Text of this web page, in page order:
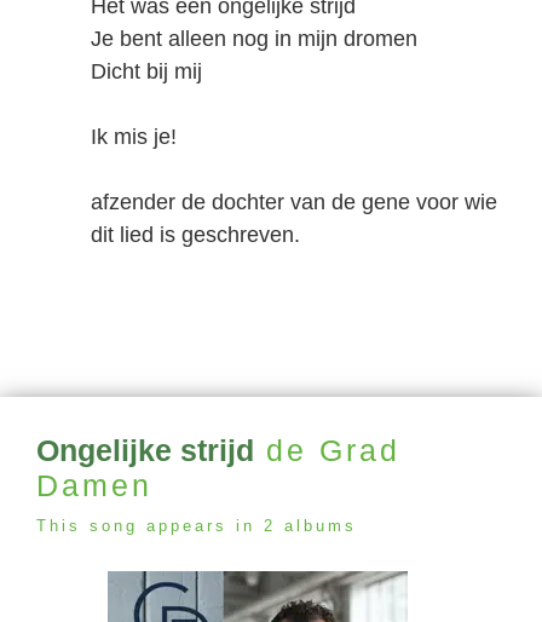
Het was een ongelijke strijd
Je bent alleen nog in mijn dromen
Dicht bij mij
Ik mis je!
afzender de dochter van de gene voor wie
dit lied is geschreven.
Ongelijke strijd de Grad
Damen
This song appears in 2 albums